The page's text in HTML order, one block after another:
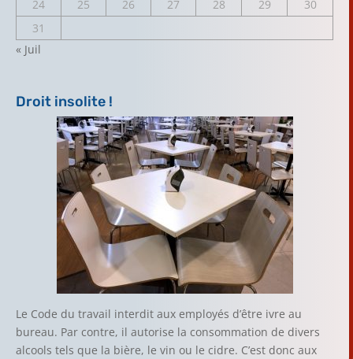
24
25 26 27 28 29
30
31
« Juil
Droit insolite !
Le Code du travail interdit aux employés d’être ivre au
bureau. Par contre, il autorise la consommation de divers
alcools tels que la bière, le vin ou le cidre. C’est donc aux